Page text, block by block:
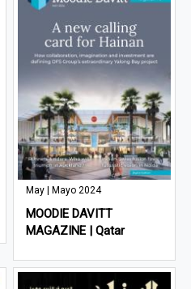
May | Mayo 2024
MOODIE DAVITT
MAGAZINE | Qatar